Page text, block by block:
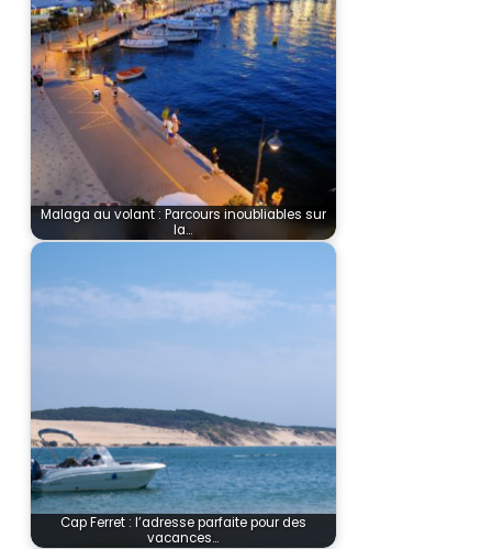
Malaga au volant : Parcours inoubliables sur
la…
Cap Ferret : l’adresse parfaite pour des
vacances…